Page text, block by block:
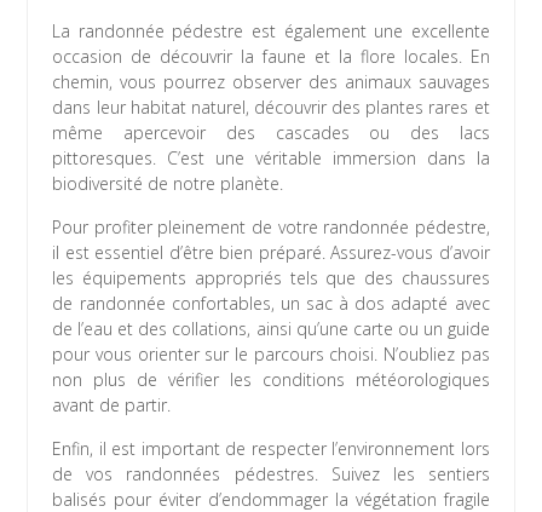
La randonnée pédestre est également une excellente
occasion de découvrir la faune et la flore locales. En
chemin, vous pourrez observer des animaux sauvages
dans leur habitat naturel, découvrir des plantes rares et
même apercevoir des cascades ou des lacs
pittoresques. C’est une véritable immersion dans la
biodiversité de notre planète.
Pour profiter pleinement de votre randonnée pédestre,
il est essentiel d’être bien préparé. Assurez-vous d’avoir
les équipements appropriés tels que des chaussures
de randonnée confortables, un sac à dos adapté avec
de l’eau et des collations, ainsi qu’une carte ou un guide
pour vous orienter sur le parcours choisi. N’oubliez pas
non plus de vérifier les conditions météorologiques
avant de partir.
Enfin, il est important de respecter l’environnement lors
de vos randonnées pédestres. Suivez les sentiers
balisés pour éviter d’endommager la végétation fragile